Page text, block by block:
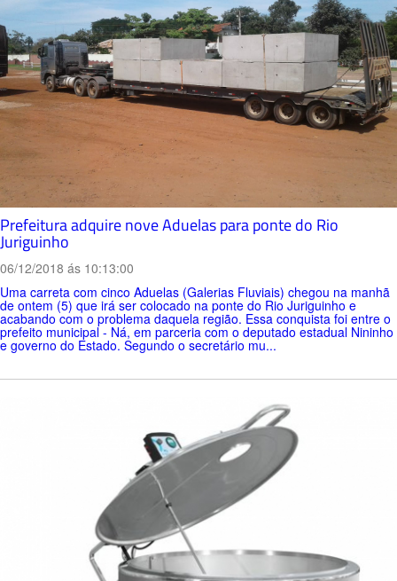
Prefeitura adquire nove Aduelas para ponte do Rio
Juriguinho
06/12/2018 ás 10:13:00
Uma carreta com cinco Aduelas (Galerias Fluviais) chegou na manhã
de ontem (5) que irá ser colocado na ponte do Rio Juriguinho e
acabando com o problema daquela região. Essa conquista foi entre o
prefeito municipal - Ná, em parceria com o deputado estadual Nininho
e governo do Estado. Segundo o secretário mu...